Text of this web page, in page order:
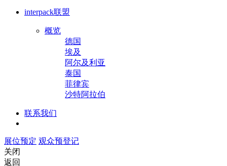
interpack联盟
概览
德国
埃及
阿尔及利亚
泰国
菲律宾
沙特阿拉伯
联系我们
展位预定 观众预登记
关闭
返回